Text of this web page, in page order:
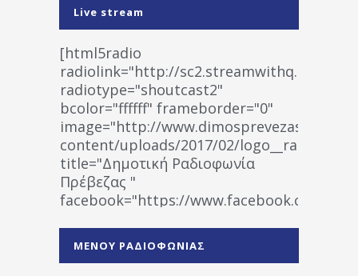
Live stream
[html5radio
radiolink="http://
radiotype="shoutcast2"
bcolor="ffffff" frameborder="0"
image="http://www.dimosprevezas.gr/wp-
content/uploads/2017/02/
title="Δημοτική Ραδιοφωνία
Πρέβεζας "
facebook="https://www.facebook.com/
1531194763766854/" artist="" ]
ΜΕΝΟΥ ΡΑΔΙΟΦΩΝΙΑΣ